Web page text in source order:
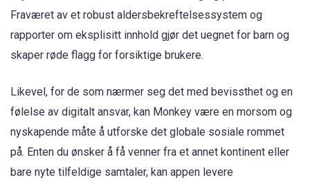
Fraværet av et robust aldersbekreftelsessystem og
rapporter om eksplisitt innhold gjør det uegnet for barn og
skaper røde flagg for forsiktige brukere.
Likevel, for de som nærmer seg det med bevissthet og en
følelse av digitalt ansvar, kan Monkey være en morsom og
nyskapende måte å utforske det globale sosiale rommet
på. Enten du ønsker å få venner fra et annet kontinent eller
bare nyte tilfeldige samtaler, kan appen levere